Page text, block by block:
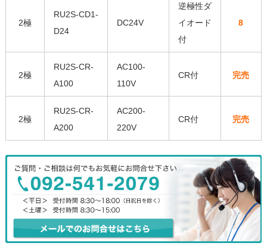
2極
RU2S-CD1-
D24
DC24V
逆極性ダ
イオード
付
8
2極
RU2S-CR-
A100
AC100-
110V
CR付 完売
2極
RU2S-CR-
A200
AC200-
220V
CR付 完売